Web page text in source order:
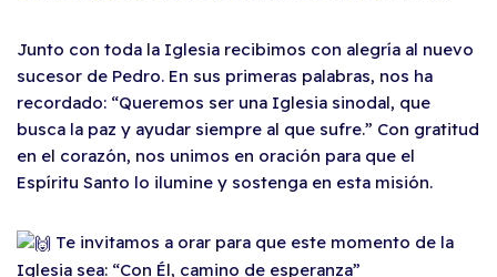
Junto con toda la Iglesia recibimos con alegría al nuevo
sucesor de Pedro. En sus primeras palabras, nos ha
recordado: “Queremos ser una Iglesia sinodal, que
busca la paz y ayudar siempre al que sufre.” Con gratitud
en el corazón, nos unimos en oración para que el
Espíritu Santo lo ilumine y sostenga en esta misión.
Te invitamos a orar para que este momento de la
Iglesia sea: “Con Él, camino de esperanza”